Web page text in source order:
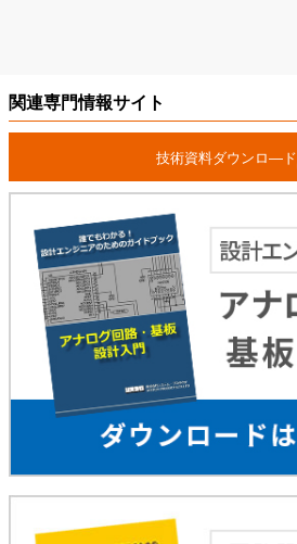
関連専門情報サイト
技術資料ダウンロ―ド